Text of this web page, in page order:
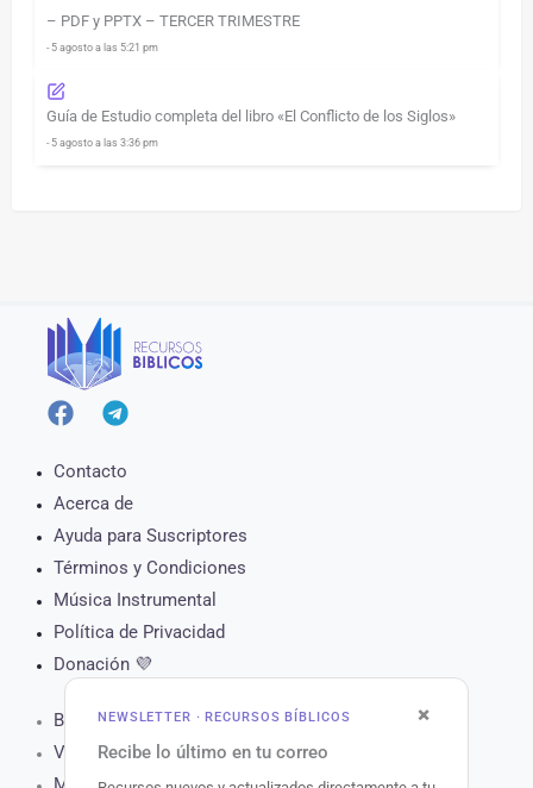
– PDF y PPTX – TERCER TRIMESTRE
- 5 agosto a las 5:21 pm
Guía de Estudio completa del libro «El Conflicto de los Siglos»
- 5 agosto a las 3:36 pm
×
NEWSLETTER · RECURSOS BÍBLICOS
Recibe lo último en tu correo
Contacto
Acerca de
Ayuda para Suscriptores
Términos y Condiciones
Música Instrumental
Política de Privacidad
Donación 💜
Biblia Online
Versículo del Día